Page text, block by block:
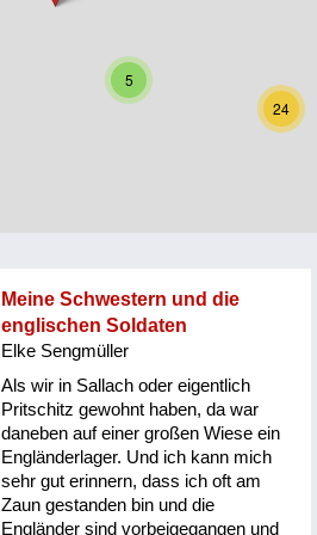
24
5
Meine Schwestern und die
englischen Soldaten
Elke Sengmüller
Als wir in Sallach oder eigentlich
Pritschitz gewohnt haben, da war
daneben auf einer großen Wiese ein
Engländerlager. Und ich kann mich
sehr gut erinnern, dass ich oft am
Zaun gestanden bin und die
Engländer sind vorbeigegangen und